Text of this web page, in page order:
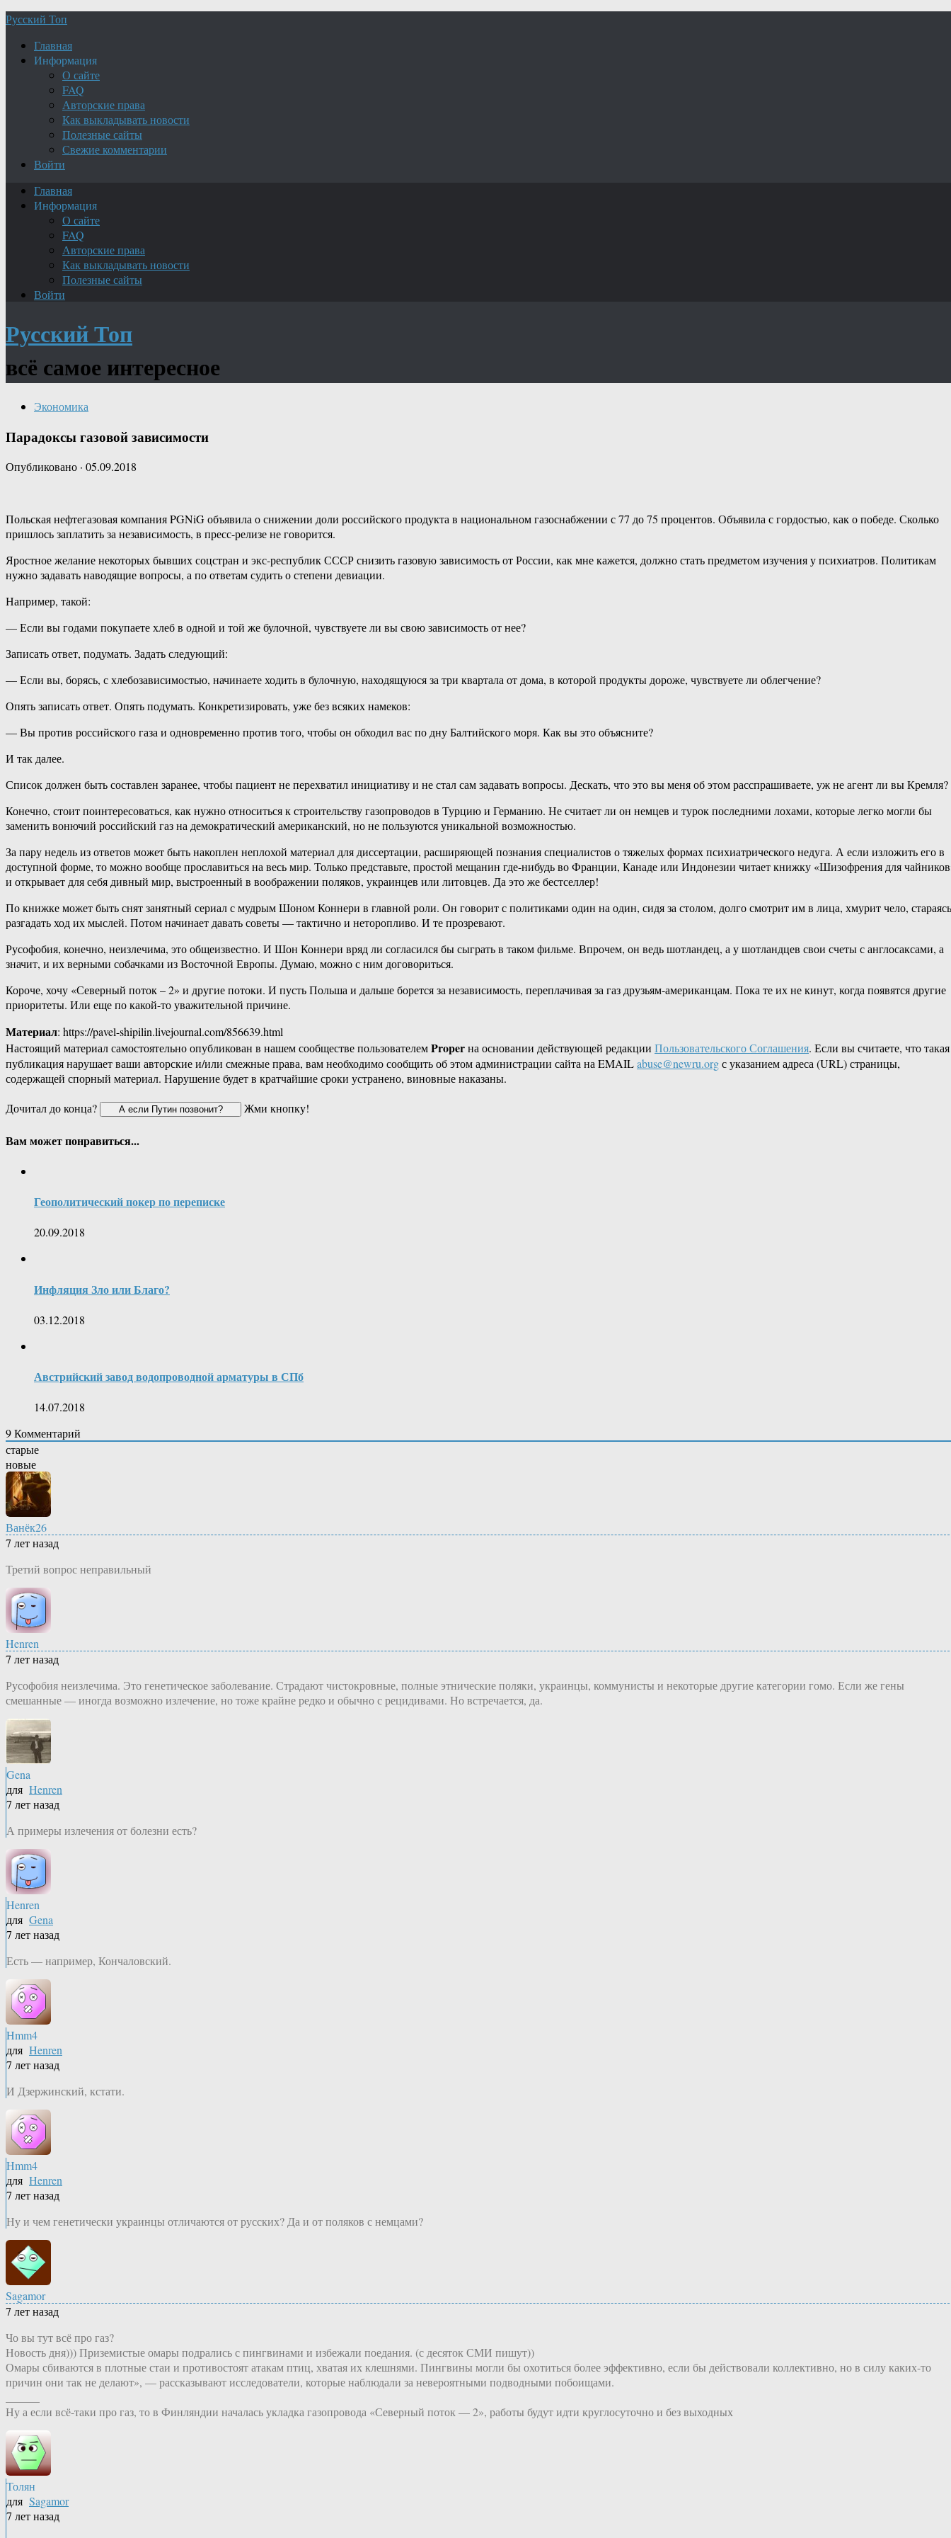
Русский Топ
Главная
Информация
О сайте
FAQ
Авторские права
Как выкладывать новости
Полезные сайты
Свежие комментарии
Войти
Главная
Информация
О сайте
FAQ
Авторские права
Как выкладывать новости
Полезные сайты
Войти
Русский Топ
всё самое интересное
Экономика
Парадоксы газовой зависимости
Опубликовано · 05.09.2018
Польская нефтегазовая компания PGNiG объявила о снижении доли российского продукта в национальном газоснабжении с 77 до 75 процентов. Объявила с гордостью, как о победе. Сколько
пришлось заплатить за независимость, в пресс-релизе не говорится.
Яростное желание некоторых бывших соцстран и экс-республик СССР снизить газовую зависимость от России, как мне кажется, должно стать предметом изучения у психиатров. Политикам
нужно задавать наводящие вопросы, а по ответам судить о степени девиации.
Например, такой:
— Если вы годами покупаете хлеб в одной и той же булочной, чувствуете ли вы свою зависимость от нее?
Записать ответ, подумать. Задать следующий:
— Если вы, борясь, с хлебозависимостью, начинаете ходить в булочную, находящуюся за три квартала от дома, в которой продукты дороже, чувствуете ли облегчение?
Опять записать ответ. Опять подумать. Конкретизировать, уже без всяких намеков:
— Вы против российского газа и одновременно против того, чтобы он обходил вас по дну Балтийского моря. Как вы это объясните?
И так далее.
Список должен быть составлен заранее, чтобы пациент не перехватил инициативу и не стал сам задавать вопросы. Дескать, что это вы меня об этом расспрашиваете, уж не агент ли вы Кремля?
Конечно, стоит поинтересоваться, как нужно относиться к строительству газопроводов в Турцию и Германию. Не считает ли он немцев и турок последними лохами, которые легко могли бы
заменить вонючий российский газ на демократический американский, но не пользуются уникальной возможностью.
За пару недель из ответов может быть накоплен неплохой материал для диссертации, расширяющей познания специалистов о тяжелых формах психиатрического недуга. А если изложить его в
доступной форме, то можно вообще прославиться на весь мир. Только представьте, простой мещанин где-нибудь во Франции, Канаде или Индонезии читает книжку «Шизофрения для
и открывает для себя дивный мир, выстроенный в воображении поляков, украинцев или литовцев. Да это же бестселлер!
По книжке может быть снят занятный сериал с мудрым Шоном Коннери в главной роли. Он говорит с политиками один на один, сидя за столом, долго смотрит им в лица, хмурит чело, стараясь
разгадать ход их мыслей. Потом начинает давать советы — тактично и неторопливо. И те прозревают.
Русофобия, конечно, неизлечима, это общеизвестно. И Шон Коннери вряд ли согласился бы сыграть в таком фильме. Впрочем, он ведь шотландец, а у шотландцев свои счеты с англосаксами, а
значит, и их верными собачками из Восточной Европы. Думаю, можно с ним договориться.
Короче, хочу «Северный поток – 2» и другие потоки. И пусть Польша и дальше борется за независимость, переплачивая за газ друзьям-американцам. Пока те их не кинут, когда появятся другие
приоритеты. Или еще по какой-то уважительной причине.
Материал: https://pavel-shipilin.livejournal.com/856639.html
Настоящий материал самостоятельно опубликован в нашем сообществе пользователемProperна основании действующей редакции Пользовательского Соглашения. Если вы считаете, что такая
публикация нарушает ваши авторские и/или смежные права, вам необходимо сообщить об этом администрации сайта на EMAILabuse@newru.orgс указанием адреса (URL) страницы,
содержащей спорный материал. Нарушение будет в кратчайшие сроки устранено, виновные наказаны.
Дочитал до конца?
Жми кнопку!
Вам может понравиться...
Геополитический покер по переписке
20.09.2018
Инфляция Зло или Благо?
03.12.2018
Австрийский завод водопроводной арматуры в СПб
14.07.2018
9Комментарий
старые
новые
Ванёк26
7 лет назад
Третий вопрос неправильный
Henren
7 лет назад
Русофобия неизлечима. Это генетическое заболевание. Страдают чистокровные, полные этнические поляки, украинцы, коммунисты и некоторые другие категории гомо. Если же гены
смешанные — иногда возможно излечение, но тоже крайне редко и обычно с рецидивами. Но встречается, да.
Gena
для Henren
7 лет назад
А примеры излечения от болезни есть?
Henren
для Gena
7 лет назад
Есть — например, Кончаловский.
Hmm4
для Henren
7 лет назад
И Дзержинский, кстати.
Hmm4
для Henren
7 лет назад
Ну и чем генетически украинцы отличаются от русских? Да и от поляков с немцами?
Sagamor
7 лет назад
Чо вы тут всё про газ?
Новость дня))) Приземистые омары подрались с пингвинами и избежали поедания‍. (с десяток СМИ пишут))
Омары сбиваются в плотные стаи и противостоят атакам птиц, хватая их клешнями. Пингвины могли бы охотиться более эффективно, если бы действовали коллективно, но в силу каких-то
причин они так не делают», — рассказывают исследователи, которые наблюдали за невероятными подводными побоищами.
Ну а если всё-таки про газ, то в Финляндии началась укладка газопровода «Северный поток — 2»‍, работы будут идти круглосуточно и без выходных
Толян
для Sagamor
7 лет назад